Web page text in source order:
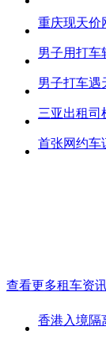
重庆现天价
男子用打车
男子打车遇
三亚出租司
首张网约车
查看更多租车资
香港入境隔